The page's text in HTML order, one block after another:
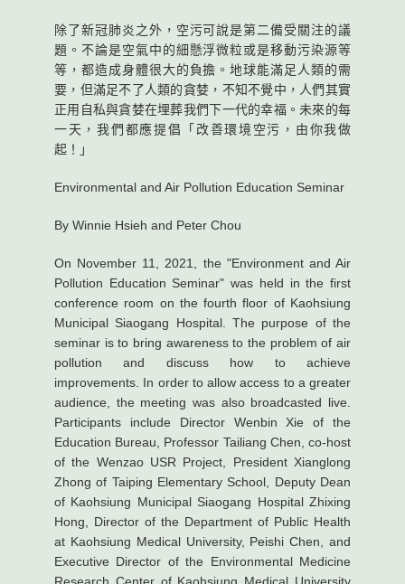
除了新冠肺炎之外，空污可說是第二備受關注的議
題。不論是空氣中的細懸浮微粒或是移動污染源等
等，都造成身體很大的負擔。地球能滿足人類的需
要，但滿足不了人類的貪婪，不知不覺中，人們其實
正用自私與貪婪在埋葬我們下一代的幸福。未來的每
一天，我們都應提倡「改善環境空污，由你我做
起！」
Environmental and Air Pollution Education Seminar
By Winnie Hsieh and Peter Chou
On November 11, 2021, the "Environment and Air
Pollution Education Seminar" was held in the first
conference room on the fourth floor of Kaohsiung
Municipal Siaogang Hospital. The purpose of the
seminar is to bring awareness to the problem of air
pollution and discuss how to achieve
improvements. In order to allow access to a greater
audience, the meeting was also broadcasted live.
Participants include Director Wenbin Xie of the
Education Bureau, Professor Tailiang Chen, co-host
of the Wenzao USR Project, President Xianglong
Zhong of Taiping Elementary School, Deputy Dean
of Kaohsiung Municipal Siaogang Hospital Zhixing
Hong, Director of the Department of Public Health
at Kaohsiung Medical University, Peishi Chen, and
Executive Director of the Environmental Medicine